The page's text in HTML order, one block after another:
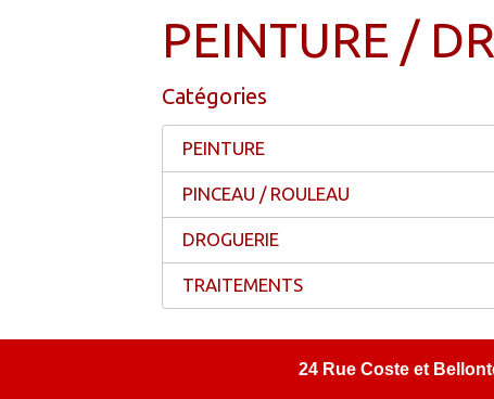
PEINTURE /
Catégories
PEINTURE
PINCEAU / ROULEAU
DROGUERIE
TRAITEMENTS
24 Rue Coste et